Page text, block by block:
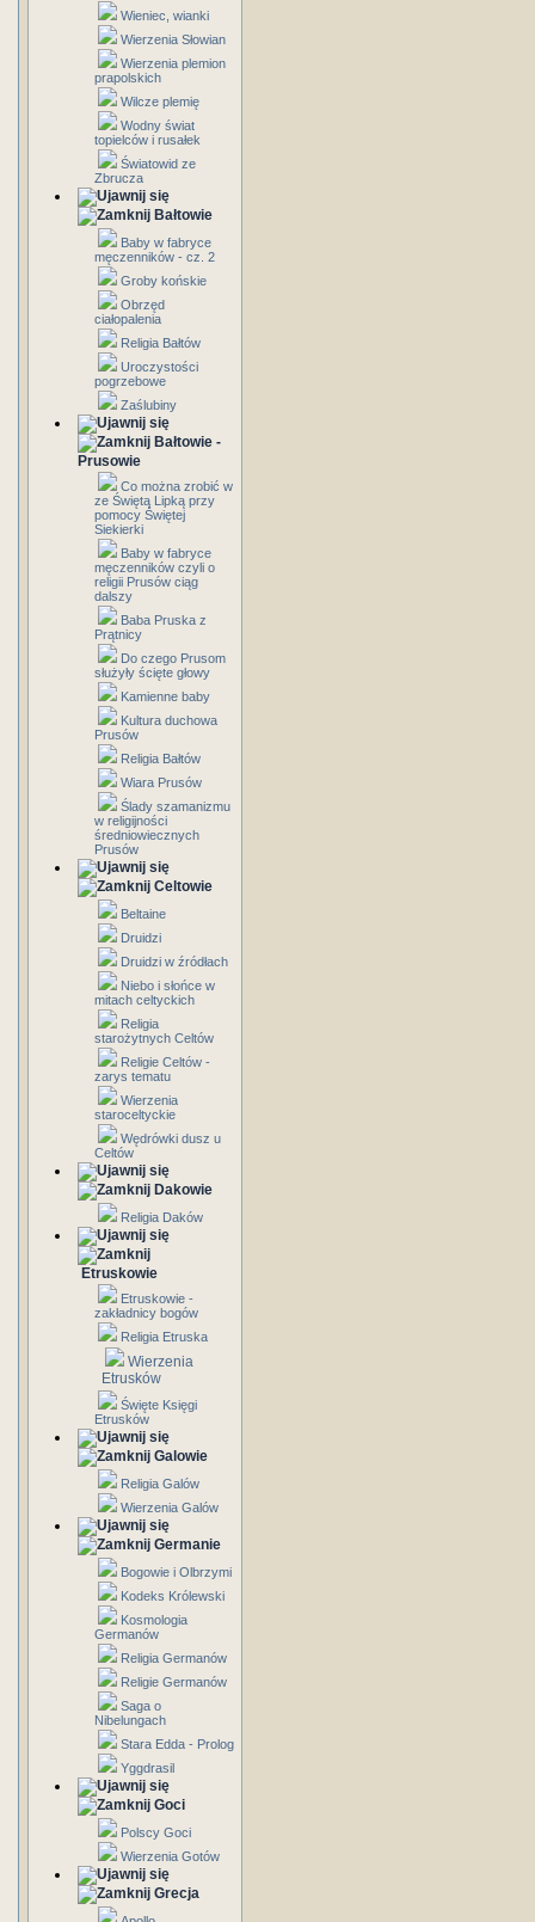
Wieniec, wianki
Wierzenia Słowian
Wierzenia plemion
prapolskich
Wilcze plemię
Wodny świat
topielców i rusałek
Światowid ze
Zbrucza
Bałtowie
Baby w fabryce
męczenników - cz. 2
Groby końskie
Obrzęd
ciałopalenia
Religia Bałtów
Uroczystości
pogrzebowe
Zaślubiny
Bałtowie -
Prusowie
Co można zrobić w
ze Świętą Lipką przy
pomocy Świętej
Siekierki
Baby w fabryce
męczenników czyli o
religii Prusów ciąg
dalszy
Baba Pruska z
Prątnicy
Do czego Prusom
służyły ścięte głowy
Kamienne baby
Kultura duchowa
Prusów
Religia Bałtów
Wiara Prusów
Ślady szamanizmu
w religijności
średniowiecznych
Prusów
Celtowie
Beltaine
Druidzi
Druidzi w źródłach
Niebo i słońce w
mitach celtyckich
Religia
starożytnych Celtów
Religie Celtów -
zarys tematu
Wierzenia
staroceltyckie
Wędrówki dusz u
Celtów
Dakowie
Religia Daków
Etruskowie
Etruskowie -
zakładnicy bogów
Religia Etruska
Wierzenia
Etrusków
Święte Księgi
Etrusków
Galowie
Religia Galów
Wierzenia Galów
Germanie
Bogowie i Olbrzymi
Kodeks Królewski
Kosmologia
Germanów
Religia Germanów
Religie Germanów
Saga o
Nibelungach
Stara Edda - Prolog
Yggdrasil
Goci
Polscy Goci
Wierzenia Gotów
Grecja